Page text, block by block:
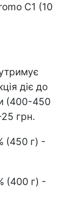
С1 (10
діє до
(400-450
грн.
(450 г) -
(400 г) -